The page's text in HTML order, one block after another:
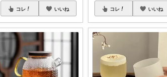
コレ いいね コレ いいね